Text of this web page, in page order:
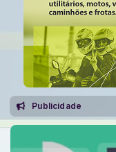
Publicidade